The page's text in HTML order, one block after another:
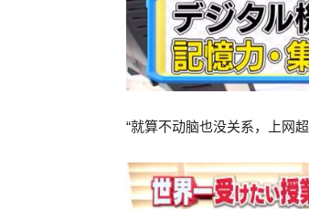
“就算不动脑也没关系，上网